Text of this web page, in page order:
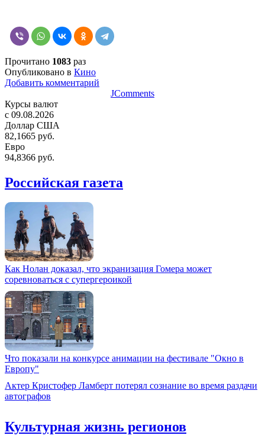
Прочитано 1083 раз
Опубликовано в Кино
Добавить комментарий
JComments
Курсы валют
c 09.08.2026
Доллар США
82,1665 руб.
Евро
94,8366 руб.
Российская газета
Как Нолан доказал, что экранизация Гомера может
соревноваться с супергероикой
Что показали на конкурсе анимации на фестивале "Окно в
Европу"
Актер Кристофер Ламберт потерял сознание во время раздачи
автографов
Культурная жизнь регионов